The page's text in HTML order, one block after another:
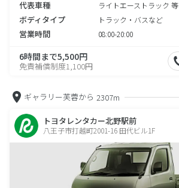
代表車種 ライトエーストラック 等
ボディタイプ トラック・バスなど
営業時間 08:00-20:00
6時間まで5,500円
免責補償制度1,100円
ギャラリー芙蓉から 2307m
トヨタレンタカー北野駅前
八王子市打越町2001-16 田代ビル1F